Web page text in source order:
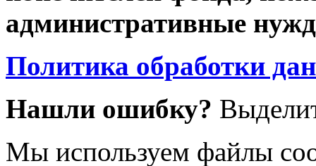
административные
Политика обработки
Нашли ошибку?
Мы используем файлы